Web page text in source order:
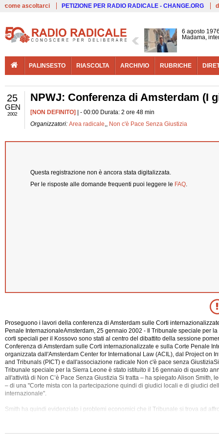
come ascoltarci PETIZIONE PER RADIO RADICALE - CHANGE.ORG
6 agosto
Madama,
PALINSESTO RIASCOLTA ARCHIVIO RUBRICHE
25
GEN
2002
NPWJ: Conferenza di Amsterdam (I
[NON DEFINITO]
| - 00:00 Durata: 2 ore 48 min
Organizzatori: Area radicale,, Non c'è Pace Senza Giustizia
Questa registrazione non è ancora stata digitalizzata.
Per le risposte alle domande frequenti puoi leggere le FAQ.
Proseguono i lavori della conferenza di Amsterdam sulle Corti
Penale InternazionaleAmsterdam, 25 gennaio 2002 - Il Tribunale speciale per
corti speciali per il Kossovo sono stati al centro del dibattito della sessione
Conferenza di Amsterdam sulle Corti internazionalizzate e sulla Corte Penale
organizzata dall'Amsterdam Center for International Law (ACIL), dal Project on
and Tribunals (PICT) e dall'associazione radicale Non c'è pace senza
Tribunale speciale per la Sierra Leone è stato istituito il 16 gennaio di questo
all'attività di Non C’è Pace Senza Giustizia Si tratta – ha spiegato Alison Smith,
– di una "Corte mista con la partecipazione quindi di giudici locali e di giudici
internazionale".
Smith ha quindi evidenziato i problemi economici che il Tribunale si trova ad
Natacha Kandic hanno disegnato un quadro non propriamente roseo.